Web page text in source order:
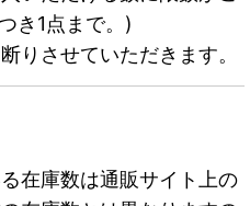
き1点まで。)
りさせていただきます。
在庫数は通販サイト上の